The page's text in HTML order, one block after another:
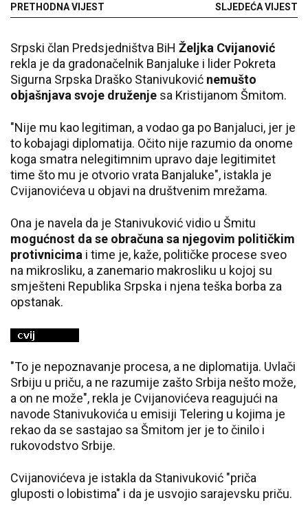
PRETHODNA VIJEST SLJEDEĆA VIJEST
Srpski član Predsjedništva BiH Željka Cvijanović
rekla je da gradonačelnik Banjaluke i lider Pokreta
Sigurna Srpska Draško Stanivuković nemušto
objašnjava svoje druženje sa Kristijanom Šmitom.
"Nije mu kao legitiman, a vodao ga po Banjaluci, jer je
to kobajagi diplomatija. Očito nije razumio da onome
koga smatra nelegitimnim upravo daje legitimitet
time što mu je otvorio vrata Banjaluke", istakla je
Cvijanovićeva u objavi na društvenim mrežama.
Ona je navela da je Stanivuković vidio u Šmitu
mogućnost da se obračuna sa njegovim političkim
protivnicima i time je, kaže, političke procese sveo
na mikrosliku, a zanemario makrosliku u kojoj su
smješteni Republika Srpska i njena teška borba za
opstanak.
"To je nepoznavanje procesa, a ne diplomatija. Uvlači
Srbiju u priču, a ne razumije zašto Srbija nešto može,
a on ne može", rekla je Cvijanovićeva reagujući na
navode Stanivukovića u emisiji Telering u kojima je
rekao da se sastajao sa Šmitom jer je to činilo i
rukovodstvo Srbije.
Cvijanovićeva je istakla da Stanivuković "priča
gluposti o lobistima" i da je usvojio sarajevsku priču.